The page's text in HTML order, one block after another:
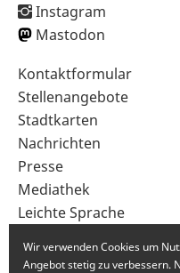
Instagram
Mastodon
Sekundärnavigation
im
Fußbereich
Kontaktformular
Stellenangebote
Stadtkarten
Nachrichten
Presse
Mediathek
Leichte Sprache
Wir verwenden Cookies um
Angebot stetig zu verbessern.